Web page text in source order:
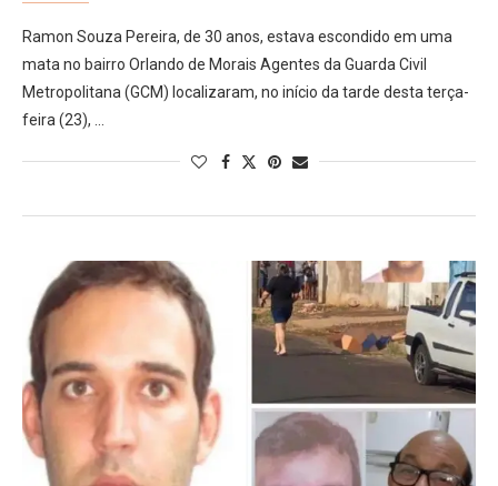
Ramon Souza Pereira, de 30 anos, estava escondido em uma
mata no bairro Orlando de Morais Agentes da Guarda Civil
Metropolitana (GCM) localizaram, no início da tarde desta terça-
feira (23), …